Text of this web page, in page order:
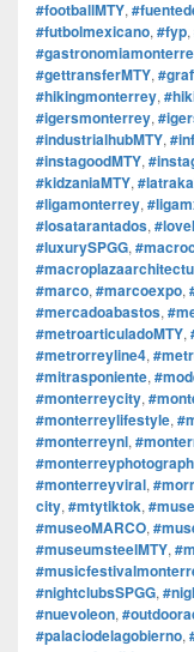
#footballMTY,
#futbolmexicano, #fyp,
#gettransferMTY,
#hikingmonterrey,
#igersmonterrey,
#industrialhubMTY,
#instagoodMTY,
#kidzaniaMTY,
#ligamonterrey,
#losatarantados,
#luxurySPGG,
#marco, #marcoexpo,
#mercadoabastos,
#metroarticuladoMTY,
#metrorreyline4,
#mitrasponiente,
#monterreycity,
#monterreylifestyle,
#monterreynl,
#monterreyviral,
city, #mtytiktok,
#museoMARCO,
#museumsteelMTY,
#nightclubsSPGG,
#nuevoleon,
#palaciodelagobierno,